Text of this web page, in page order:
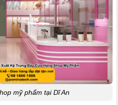
mỹ phẩm tại Dĩ An